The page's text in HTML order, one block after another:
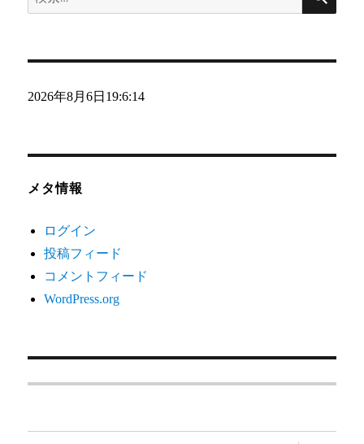
索:
2026年8月6日 19:6:14
メタ情報
ログイン
投稿フィード
コメントフィード
WordPress.org